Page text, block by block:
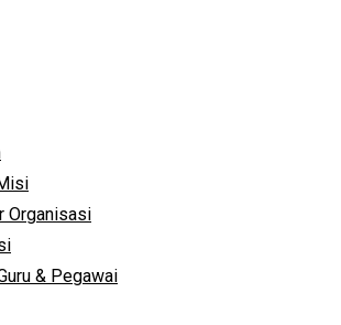
Organisasi
& Pegawai